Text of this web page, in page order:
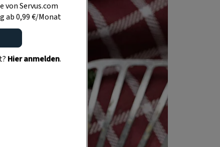
von Servus.com
ab 0,99 €/Monat
Hier anmelden.